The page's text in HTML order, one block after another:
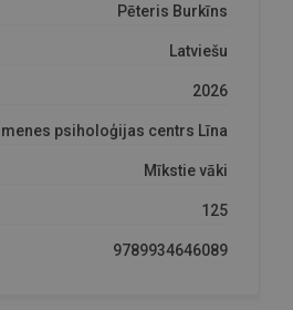
Pēteris Burkīns
Latviešu
2026
psiholoģijas centrs Līna
Mīkstie vāki
125
9789934646089